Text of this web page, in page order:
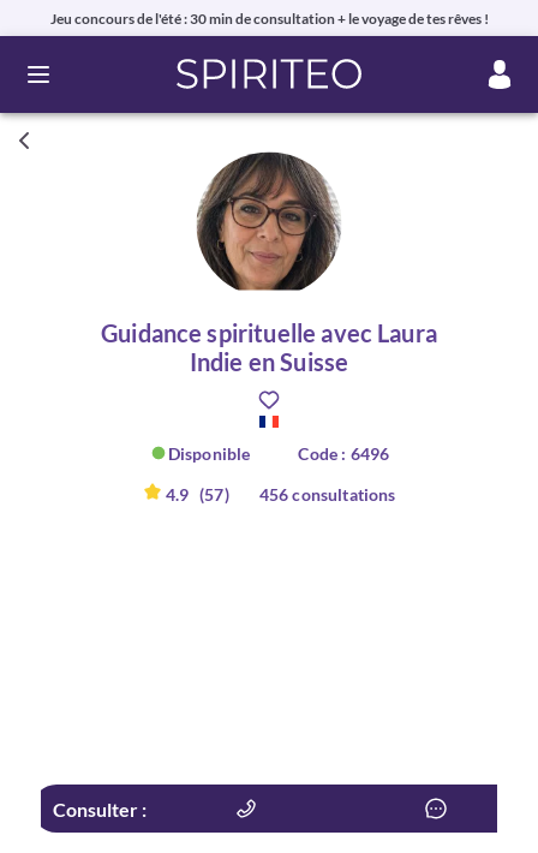
Jeu concours de l'été : 30 min de consultation + le voyage de tes rêves !
Ouvrir le menu
Guidance spirituelle avec Laura
Indie en Suisse
Disponible Code : 6496
4.9 (57) 456 consultations
Consulter :